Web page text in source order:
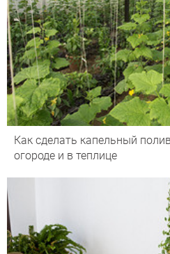
Как сделать капельный
огороде и в теплице